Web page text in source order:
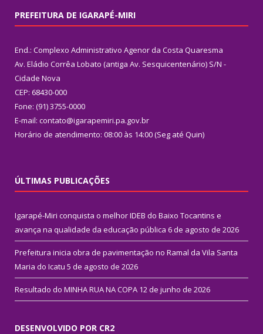
PREFEITURA DE IGARAPÉ-MIRI
End.: Complexo Administrativo Agenor da Costa Quaresma
Av. Eládio Corrêa Lobato (antiga Av. Sesquicentenário) S/N -
Cidade Nova
CEP: 68430-000
Fone: (91) 3755-0000
E-mail: contato@igarapemiri.pa.gov.br
Horário de atendimento: 08:00 às 14:00 (Seg até Quin)
ÚLTIMAS PUBLICAÇÕES
Igarapé-Miri conquista o melhor IDEB do Baixo Tocantins e
avança na qualidade da educação pública 6 de agosto de 2026
Prefeitura inicia obra de pavimentação no Ramal da Vila Santa
Maria do Icatu 5 de agosto de 2026
Resultado do MINHA RUA NA COPA 12 de junho de 2026
DESENVOLVIDO POR CR2